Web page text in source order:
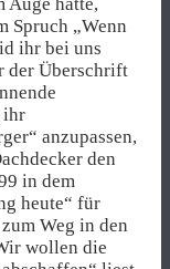
Spruch „Wenn
ihr bei uns
der Überschrift
ihr
anzupassen,
den
in dem
heute“ für
Weg in den
wollen die